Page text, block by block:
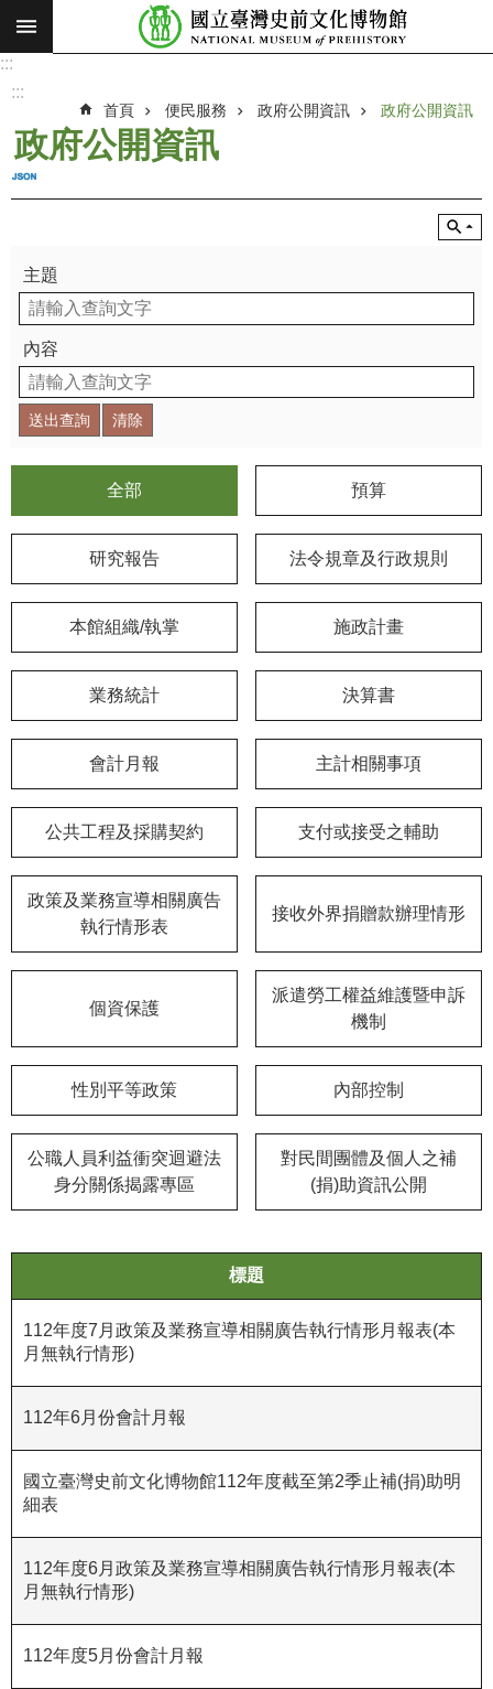
跳到主要內容區塊
搜
願
景
最
新
消
息
參
觀
展
學
探
認
們
民
務
平
區
善
措
施
務
信
箱
站
導
覽
S
網
站
:::
:::
首頁 便民服務 政府公開資訊 政府公開資訊
政府公開資訊
主題
內容
全部 預算
研究報告 法令規章及行政規則
本館組織/執掌 施政計畫
業務統計 決算書
會計月報 主計相關事項
公共工程及採購契約 支付或接受之輔助
政策及業務宣導相關廣告
執行情形表
接收外界捐贈款辦理情形
個資保護
派遣勞工權益維護暨申訴
機制
性別平等政策 內部控制
公職人員利益衝突迴避法
身分關係揭露專區
對民間團體及個人之補
(捐)助資訊公開
標題
112年度7月政策及業務宣導相關廣告執行情形月報表(本
月無執行情形)
112年6月份會計月報
國立臺灣史前文化博物館112年度截至第2季止補(捐)助明
細表
112年度6月政策及業務宣導相關廣告執行情形月報表(本
月無執行情形)
112年度5月份會計月報